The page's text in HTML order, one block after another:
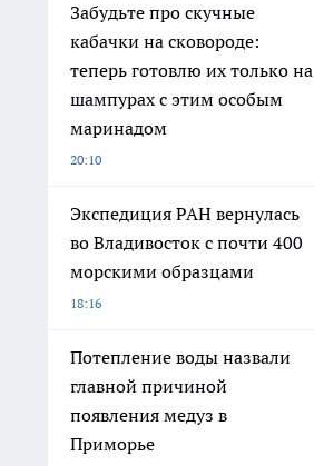
Забудьте про скучные
кабачки на сковороде:
теперь готовлю их только на
шампурах с этим особым
маринадом
20:10
Экспедиция РАН вернулась
во Владивосток с почти 400
морскими образцами
18:16
Потепление воды назвали
главной причиной
появления медуз в
Приморье